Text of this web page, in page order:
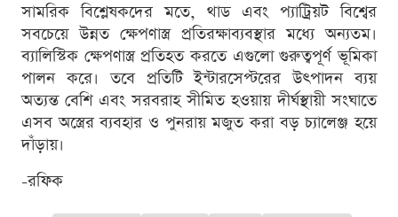
সামরিক বিশ্লেষকদের মতে, থাড এবং প্যাট্রিয়ট বিশ্বের
সবচেয়ে উন্নত ক্ষেপণাস্ত্র প্রতিরক্ষাব্যবস্থার মধ্যে অন্যতম।
ব্যালিস্টিক ক্ষেপণাস্ত্র প্রতিহত করতে এগুলো গুরুত্বপূর্ণ ভূমিকা
পালন করে। তবে প্রতিটি ইন্টারসেপ্টরের উৎপাদন ব্যয়
অত্যন্ত বেশি এবং সরবরাহ সীমিত হওয়ায় দীর্ঘস্থায়ী সংঘাতে
এসব অস্ত্রের ব্যবহার ও পুনরায় মজুত করা বড় চ্যালেঞ্জ হয়ে
দাঁড়ায়।
-রফিক